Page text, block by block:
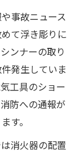
事故ニュース
て浮き彫りに
ンナーの取り
発生していま
工具のショー
防への通報が
す。
消火器の配置